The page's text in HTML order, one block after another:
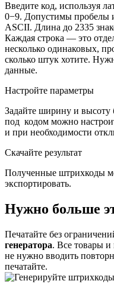
Введите код, используя
0−9. Допустимы пробелы
ASCII. Длина до 2335
Каждая строка — это
несколько одинаковых,
сколько штук хотите.
данные.
Настройте параметры
Задайте ширину и высоту
под кодом можно
и при необходимости
Скачайте результат
Полученные штрихкоды
экспортировать.
Нужно больше
Печатайте без
генератора. Все товары
не нужно вводить
печатайте.